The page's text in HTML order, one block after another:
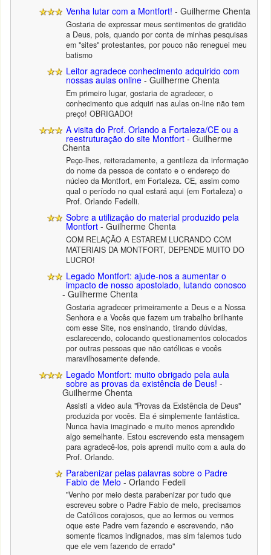
Venha lutar com a Montfort! - Guilherme Chenta
Gostaria de expressar meus sentimentos de gratidão
a Deus, pois, quando por conta de minhas pesquisas
em "sites" protestantes, por pouco não reneguei meu
batismo
Leitor agradece conhecimento adquirido com
nossas aulas online - Guilherme Chenta
Em primeiro lugar, gostaria de agradecer, o
conhecimento que adquiri nas aulas on-line não tem
preço! OBRIGADO!
A visita do Prof. Orlando a Fortaleza/CE ou a
reestruturação do site Montfort - Guilherme
Chenta
Peço-lhes, reiteradamente, a gentileza da informação
do nome da pessoa de contato e o endereço do
núcleo da Montfort, em Fortaleza. CE, assim como
qual o período no qual estará aqui (em Fortaleza) o
Prof. Orlando Fedelli.
Sobre a utilização do material produzido pela
Montfort - Guilherme Chenta
COM RELAÇÃO A ESTAREM LUCRANDO COM
MATERIAIS DA MONTFORT, DEPENDE MUITO DO
LUCRO!
Legado Montfort: ajude-nos a aumentar o
impacto de nosso apostolado, lutando conosco
- Guilherme Chenta
Gostaria agradecer primeiramente a Deus e a Nossa
Senhora e a Vocês que fazem um trabalho brilhante
com esse Site, nos ensinando, tirando dúvidas,
esclarecendo, colocando questionamentos colocados
por outras pessoas que não católicas e vocês
maravilhosamente defende.
Legado Montfort: muito obrigado pela aula
sobre as provas da existência de Deus! -
Guilherme Chenta
Assisti a video aula "Provas da Existência de Deus"
produzida por vocês. Ela é simplemente fantástica.
Nunca havia imaginado e muito menos aprendido
algo semelhante. Estou escrevendo esta mensagem
para agradecê-los, pois aprendi muito com a aula do
Prof. Orlando.
Parabenizar pelas palavras sobre o Padre
Fabio de Melo - Orlando Fedeli
"Venho por meio desta parabenizar por tudo que
escreveu sobre o Padre Fabio de melo, precisamos
de Católicos corajosos, que ao lermos ou vermos
oque este Padre vem fazendo e escrevendo, não
somente ficamos indignados, mas sim falemos tudo
que ele vem fazendo de errado"